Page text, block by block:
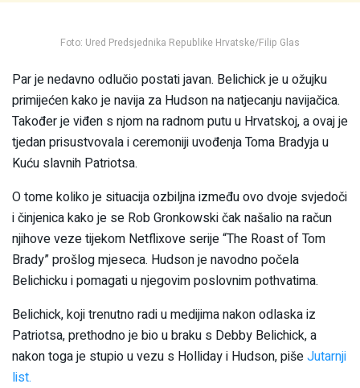
Foto: Ured Predsjednika Republike Hrvatske/Filip Glas
Par je nedavno odlučio postati javan. Belichick je u ožujku
primijećen kako je navija za Hudson na natjecanju navijačica.
Također je viđen s njom na radnom putu u Hrvatskoj, a ovaj je
tjedan prisustvovala i ceremoniji uvođenja Toma Bradyja u
Kuću slavnih Patriotsa.
O tome koliko je situacija ozbiljna između ovo dvoje svjedoči
i činjenica kako je se Rob Gronkowski čak našalio na račun
njihove veze tijekom Netflixove serije “The Roast of Tom
Brady” prošlog mjeseca. Hudson je navodno počela
Belichicku i pomagati u njegovim poslovnim pothvatima.
Belichick, koji trenutno radi u medijima nakon odlaska iz
Patriotsa, prethodno je bio u braku s Debby Belichick, a
nakon toga je stupio u vezu s Holliday i Hudson, pišeJutarnji
list.